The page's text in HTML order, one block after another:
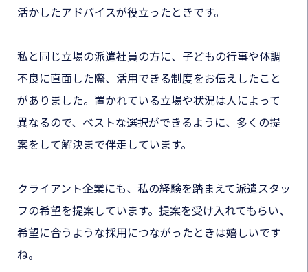
活かしたアドバイスが役立ったときです。
私と同じ立場の派遣社員の方に、子どもの行事や体調
不良に直面した際、活用できる制度をお伝えしたこと
がありました。置かれている立場や状況は人によって
異なるので、ベストな選択ができるように、多くの提
案をして解決まで伴走しています。
クライアント企業にも、私の経験を踏まえて派遣スタッ
フの希望を提案しています。提案を受け入れてもらい、
希望に合うような採用につながったときは嬉しいです
ね。